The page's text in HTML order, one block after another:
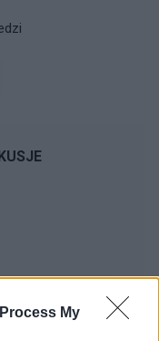
My
treść)
z toalety ,